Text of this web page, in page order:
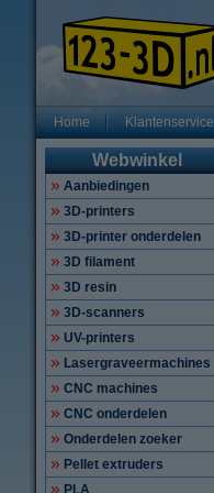
Home Klantenservice
Webwinkel
Aanbiedingen
3D-printers
3D-printer onderdelen
3D filament
3D resin
3D-scanners
UV-printers
Lasergraveermachines
CNC machines
CNC onderdelen
Onderdelen zoeker
Pellet extruders
PLA